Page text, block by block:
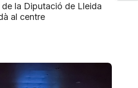
la Diputació de Lleida
al centre